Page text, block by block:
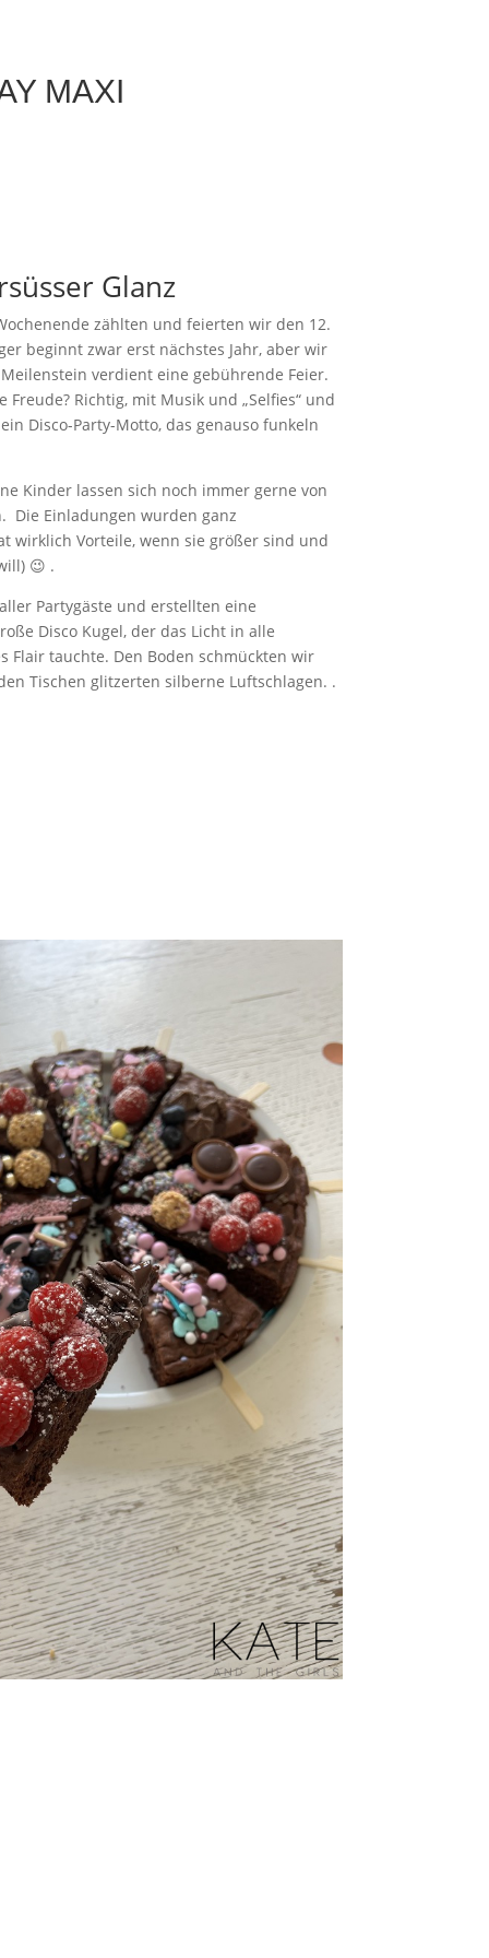
MAXI
Glanz
zählten und feierten wir den 12.
beginnt zwar erst nächstes Jahr, aber wir
verdient eine gebührende Feier.
Richtig, mit Musik und „Selfies“ und
Disco-Party-Motto, das genauso funkeln
Kinder lassen sich noch immer gerne von
Die Einladungen wurden ganz
wirklich Vorteile, wenn sie größer sind und
😉 .
Partygäste und erstellten eine
Disco Kugel, der das Licht in alle
Flair tauchte. Den Boden schmückten wir
Tischen glitzerten silberne Luftschlagen. .